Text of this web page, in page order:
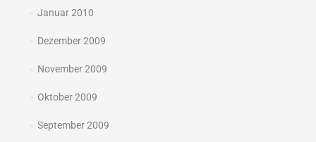
Januar 2010
Dezember 2009
November 2009
Oktober 2009
September 2009